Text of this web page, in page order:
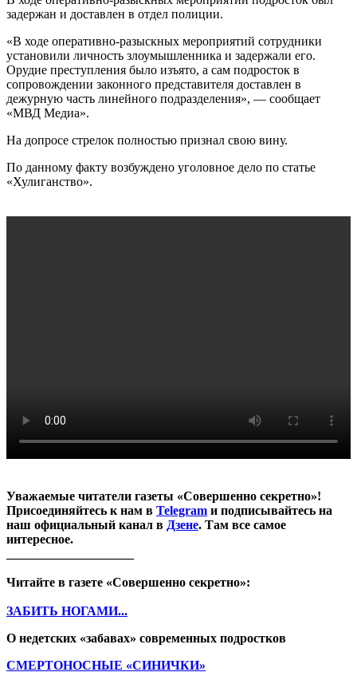
задержан и доставлен в отдел полиции.
«В ходе оперативно-разыскных мероприятий сотрудники
установили личность злоумышленника и задержали его.
Орудие преступления было изъято, а сам подросток в
сопровождении законного представителя доставлен в
дежурную часть линейного подразделения», — сообщает
«МВД Медиа».
На допросе стрелок полностью признал свою вину.
По данному факту возбуждено уголовное дело по статье
«Хулиганство».
Уважаемые читатели газеты «Совершенно секретно»!
Присоединяйтесь к нам в Telegram и подписывайтесь на
наш официальный канал в Дзене. Там все самое
интересное.
Читайте в газете «Совершенно секретно»:
ЗАБИТЬ НОГАМИ...
О недетских «забавах» современных подростков
СМЕРТОНОСНЫЕ «СИНИЧКИ»